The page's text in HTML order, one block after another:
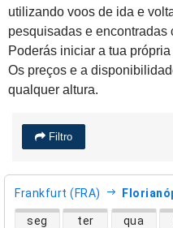
utilizando voos de ida e
pesquisadas e encontradas
Poderás iniciar a tua
Os preços e a
qualquer altura.
Filtro
Frankfurt (FRA)
disponibilidade de voos
seg ter qua